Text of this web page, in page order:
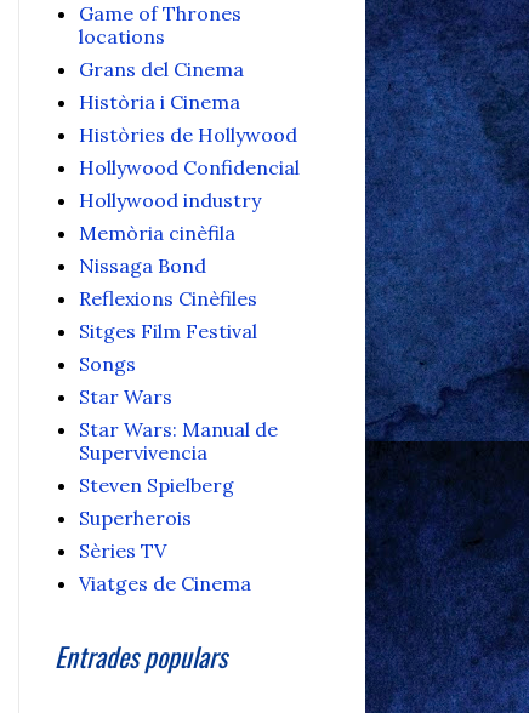
Game of Thrones
locations
Grans del Cinema
Història i Cinema
Històries de Hollywood
Hollywood Confidencial
Hollywood industry
Memòria cinèfila
Nissaga Bond
Reflexions Cinèfiles
Sitges Film Festival
Songs
Star Wars
Star Wars: Manual de
Supervivencia
Steven Spielberg
Superherois
Sèries TV
Viatges de Cinema
Entrades populars